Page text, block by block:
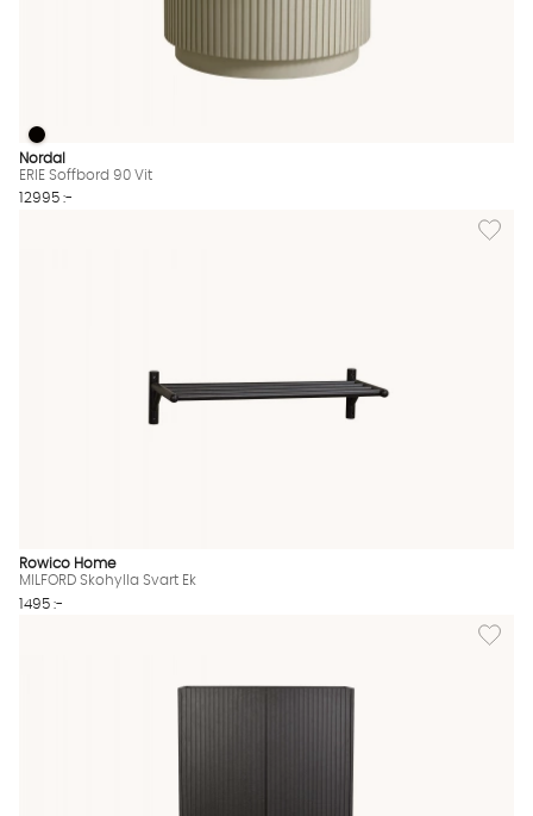
ERIE Soffbord 90 Vit Finns även i dessa färger:
ERIE Soffbord 90 Vit
Nordal
ERIE Soffbord 90 Vit
12995 :-
Lägg
Rowico Home
MILFORD Skohylla Svart Ek
1495 :-
Lägg till